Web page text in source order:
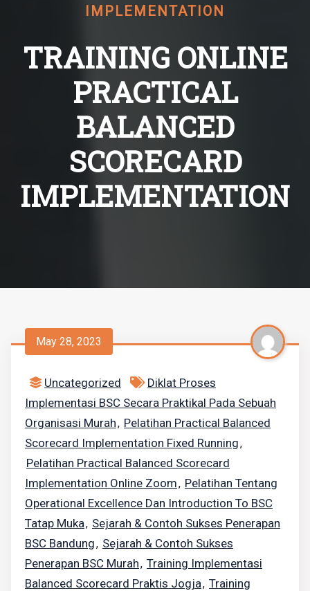
IMPLEMENTATION
TRAINING ONLINE
PRACTICAL
BALANCED
SCORECARD
IMPLEMENTATION
May 28, 2023
Uncategorized
Diklat Proses
Implementasi BSC Secara Praktikal Pada Sebuah
Organisasi Murah, Pelatihan Practical Balanced
Scorecard Implementation Fixed Running,
Pelatihan Practical Balanced Scorecard
Implementation Online Zoom, Pelatihan Tentang
Operational Excellence Dan Introduction To BSC
Tatap Muka, Sejarah & Contoh Sukses Penerapan
BSC Bandung, Sejarah & Contoh Sukses
Penerapan BSC Murah, Training Implementasi
Balanced Scorecard Praktis Jogja, Training